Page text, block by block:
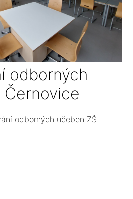
odborných
Černovice
odborných učeben ZŠ